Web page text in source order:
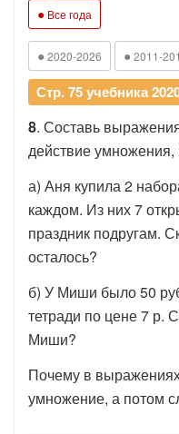
● Все года
● 2020-2026 ● 2011-
Стр. 75 учебника
8. Составь
действие
а) Аня купила 2
каждом. Из них 7
праздник подругам.
осталось?
б) У Миши было 50
тетради по цене 7 р.
Миши?
Почему в
умножение, а потом